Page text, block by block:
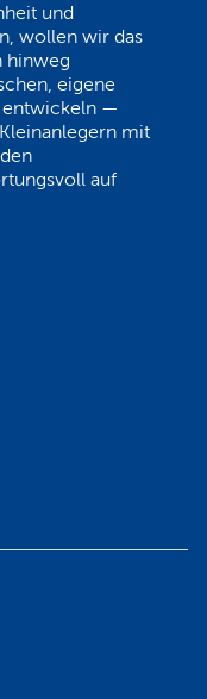
und
wollen wir das
hinweg
eigene
entwickeln —
mit
auf